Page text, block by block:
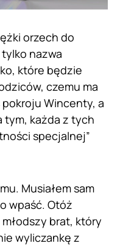
orzech do
nazwa
które będzie
czemu ma
Wincenty, a
tym, każda z tych
specjalnej”
Musiałem sam
wpaść. Otóż
brat, który
wyliczankę z